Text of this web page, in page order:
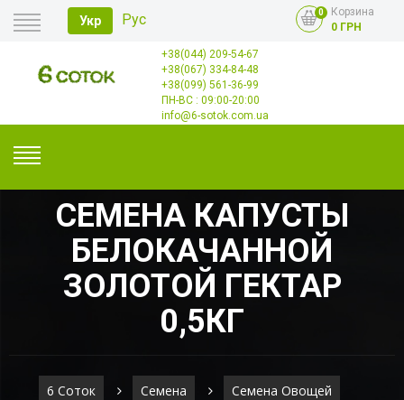
Укр Рус 0
Корзина
0 ГРН
Главная
Оплата
Доставка
+38(044) 209-54-67
+38(067) 334-84-48
+38(099) 561-36-99
ПН-ВС : 09:00-20:00
info@6-sotok.com.ua
СЕМЕНА КАПУСТЫ
БЕЛОКАЧАННОЙ
ЗОЛОТОЙ ГЕКТАР
0,5КГ
6 Соток Семена Семена Овощей